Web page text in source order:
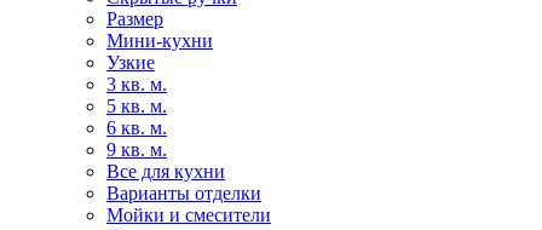
Размер
Мини-кухни
Узкие
3 кв. м.
5 кв. м.
6 кв. м.
9 кв. м.
Все для кухни
Варианты отделки
Мойки и смесители